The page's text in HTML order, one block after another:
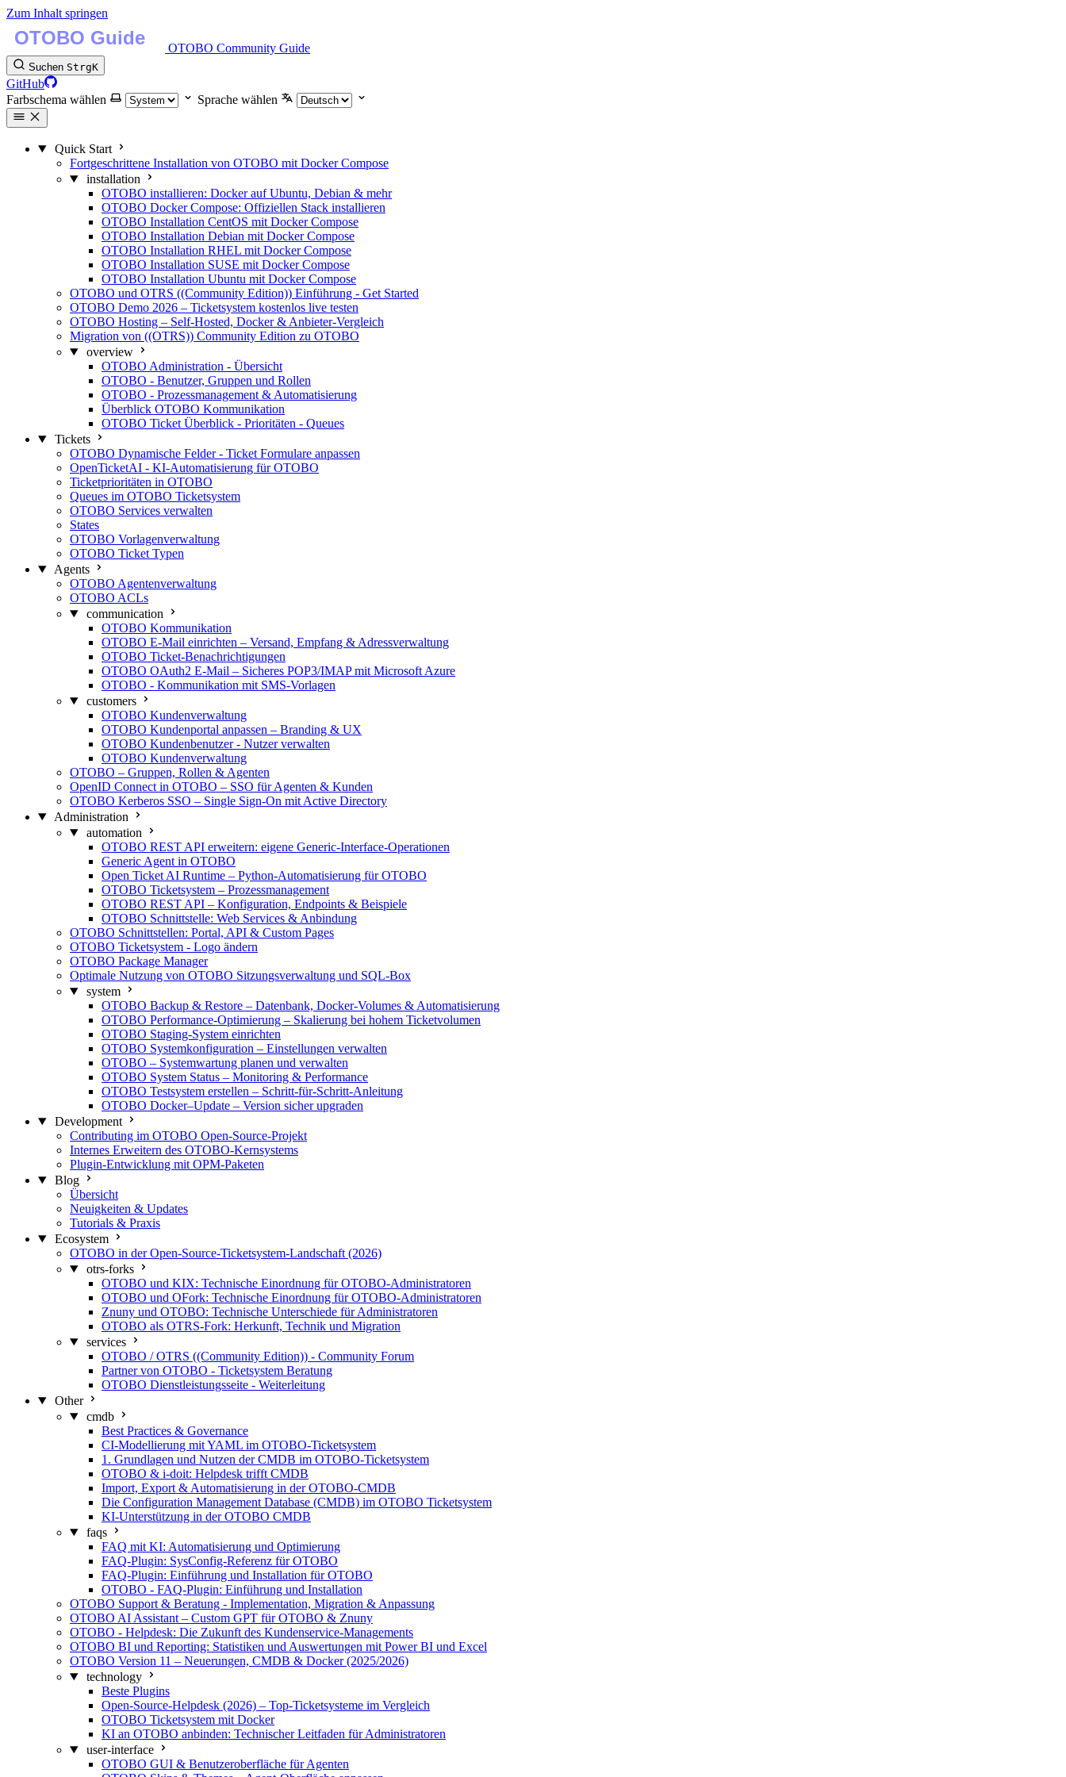
Zum Inhalt springen
OTOBO Community Guide
Suchen StrgK
GitHub
Farbschema wählen
Sprache wählen
Quick Start
Fortgeschrittene Installation von OTOBO mit Docker Compose
installation
OTOBO installieren: Docker auf Ubuntu, Debian & mehr
OTOBO Docker Compose: Offiziellen Stack installieren
OTOBO Installation CentOS mit Docker Compose
OTOBO Installation Debian mit Docker Compose
OTOBO Installation RHEL mit Docker Compose
OTOBO Installation SUSE mit Docker Compose
OTOBO Installation Ubuntu mit Docker Compose
OTOBO und OTRS ((Community Edition)) Einführung - Get Started
OTOBO Demo 2026 – Ticketsystem kostenlos live testen
OTOBO Hosting – Self-Hosted, Docker & Anbieter-Vergleich
Migration von ((OTRS)) Community Edition zu OTOBO
overview
OTOBO Administration - Übersicht
OTOBO - Benutzer, Gruppen und Rollen
OTOBO - Prozessmanagement & Automatisierung
Überblick OTOBO Kommunikation
OTOBO Ticket Überblick - Prioritäten - Queues
Tickets
OTOBO Dynamische Felder - Ticket Formulare anpassen
OpenTicketAI - KI-Automatisierung für OTOBO
Ticketprioritäten in OTOBO
Queues im OTOBO Ticketsystem
OTOBO Services verwalten
States
OTOBO Vorlagenverwaltung
OTOBO Ticket Typen
Agents
OTOBO Agentenverwaltung
OTOBO ACLs
communication
OTOBO Kommunikation
OTOBO E-Mail einrichten – Versand, Empfang & Adressverwaltung
OTOBO Ticket-Benachrichtigungen
OTOBO OAuth2 E-Mail – Sicheres POP3/IMAP mit Microsoft Azure
OTOBO - Kommunikation mit SMS-Vorlagen
customers
OTOBO Kundenverwaltung
OTOBO Kundenportal anpassen – Branding & UX
OTOBO Kundenbenutzer - Nutzer verwalten
OTOBO Kundenverwaltung
OTOBO – Gruppen, Rollen & Agenten
OpenID Connect in OTOBO – SSO für Agenten & Kunden
OTOBO Kerberos SSO – Single Sign-On mit Active Directory
Administration
automation
OTOBO REST API erweitern: eigene Generic-Interface-Operationen
Generic Agent in OTOBO
Open Ticket AI Runtime – Python-Automatisierung für OTOBO
OTOBO Ticketsystem – Prozessmanagement
OTOBO REST API – Konfiguration, Endpoints & Beispiele
OTOBO Schnittstelle: Web Services & Anbindung
OTOBO Schnittstellen: Portal, API & Custom Pages
OTOBO Ticketsystem - Logo ändern
OTOBO Package Manager
Optimale Nutzung von OTOBO Sitzungsverwaltung und SQL-Box
system
OTOBO Backup & Restore – Datenbank, Docker-Volumes & Automatisierung
OTOBO Performance-Optimierung – Skalierung bei hohem Ticketvolumen
OTOBO Staging-System einrichten
OTOBO Systemkonfiguration – Einstellungen verwalten
OTOBO – Systemwartung planen und verwalten
OTOBO System Status – Monitoring & Performance
OTOBO Testsystem erstellen – Schritt-für-Schritt-Anleitung
OTOBO Docker–Update – Version sicher upgraden
Development
Contributing im OTOBO Open-Source-Projekt
Internes Erweitern des OTOBO-Kernsystems
Plugin-Entwicklung mit OPM-Paketen
Blog
Übersicht
Neuigkeiten & Updates
Tutorials & Praxis
Ecosystem
OTOBO in der Open-Source-Ticketsystem-Landschaft (2026)
otrs-forks
OTOBO und KIX: Technische Einordnung für OTOBO-Administratoren
OTOBO und OFork: Technische Einordnung für OTOBO-Administratoren
Znuny und OTOBO: Technische Unterschiede für Administratoren
OTOBO als OTRS-Fork: Herkunft, Technik und Migration
services
OTOBO / OTRS ((Community Edition)) - Community Forum
Partner von OTOBO - Ticketsystem Beratung
OTOBO Dienstleistungsseite - Weiterleitung
Other
cmdb
Best Practices & Governance
CI-Modellierung mit YAML im OTOBO-Ticketsystem
1. Grundlagen und Nutzen der CMDB im OTOBO-Ticketsystem
OTOBO & i-doit: Helpdesk trifft CMDB
Import, Export & Automatisierung in der OTOBO-CMDB
Die Configuration Management Database (CMDB) im OTOBO Ticketsystem
KI-Unterstützung in der OTOBO CMDB
faqs
FAQ mit KI: Automatisierung und Optimierung
FAQ-Plugin: SysConfig-Referenz für OTOBO
FAQ-Plugin: Einführung und Installation für OTOBO
OTOBO - FAQ-Plugin: Einführung und Installation
OTOBO Support & Beratung - Implementation, Migration & Anpassung
OTOBO AI Assistant – Custom GPT für OTOBO & Znuny
OTOBO - Helpdesk: Die Zukunft des Kundenservice-Managements
OTOBO BI und Reporting: Statistiken und Auswertungen mit Power BI und Excel
OTOBO Version 11 – Neuerungen, CMDB & Docker (2025/2026)
technology
Beste Plugins
Open-Source-Helpdesk (2026) – Top-Ticketsysteme im Vergleich
OTOBO Ticketsystem mit Docker
KI an OTOBO anbinden: Technischer Leitfaden für Administratoren
user-interface
OTOBO GUI & Benutzeroberfläche für Agenten